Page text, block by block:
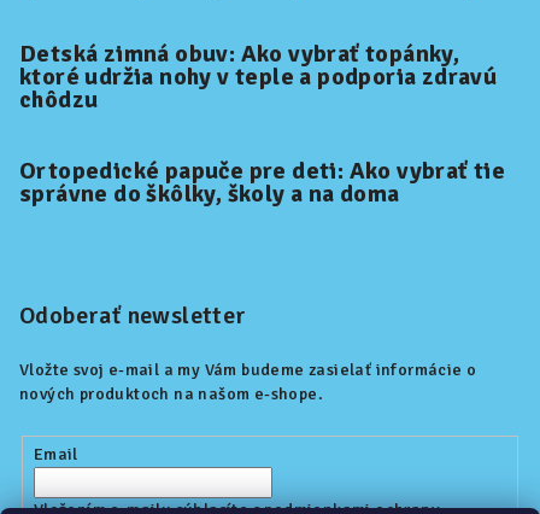
Detská zimná obuv: Ako vybrať topánky,
ktoré udržia nohy v teple a podporia zdravú
chôdzu
Ortopedické papuče pre deti: Ako vybrať tie
správne do škôlky, školy a na doma
Odoberať newsletter
Vložte svoj e-mail a my Vám budeme zasielať informácie o
nových produktoch na našom e-shope.
Email